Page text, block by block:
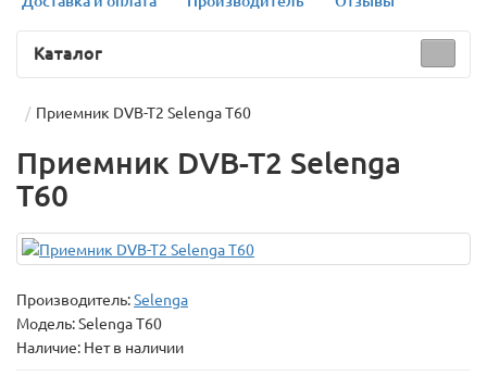
Каталог
Приемник DVB-T2 Selenga T60
Приемник DVB-T2 Selenga
T60
Производитель:Selenga
Модель:Selenga T60
Наличие: Нет в наличии